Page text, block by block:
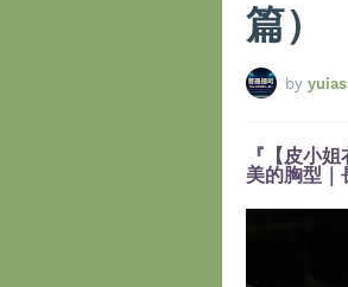
篇）
by
『【皮小
美的胸型｜